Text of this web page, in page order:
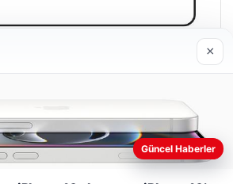
Bürosu
daha iyi anlayabilmek,
×
Güncel Haberler